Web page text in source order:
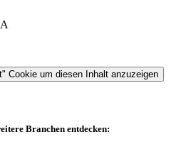
Cookie um diesen Inhalt anzuzeigen
Branchen entdecken: